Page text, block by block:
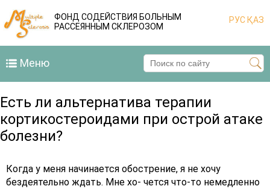
ФОНД СОДЕЙСТВИЯ БОЛЬНЫМ
РАССЕЯННЫМ СКЛЕРОЗОМ
РУСҚАЗ
Меню
Есть ли альтернатива терапии
кортикостероидами при острой атаке
болезни?
Когда у меня начинается обострение, я не хочу
бездеятельно ждать. Мне хо- чется что-то немедленно